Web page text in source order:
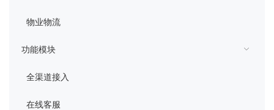
物业物流
功能模块
全渠道接入
在线客服